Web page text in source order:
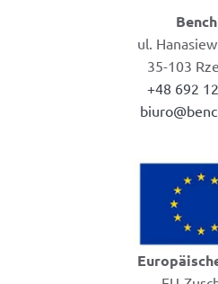
ul.
35-103
+48 692